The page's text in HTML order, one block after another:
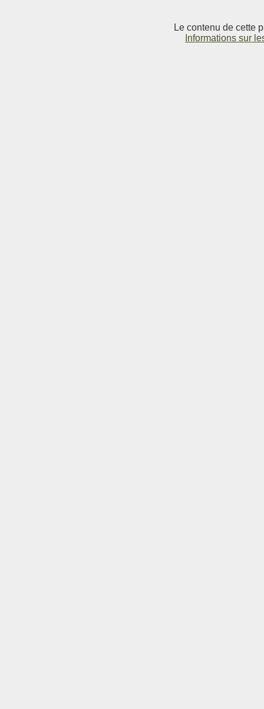
Le contenu de cette
Informations sur